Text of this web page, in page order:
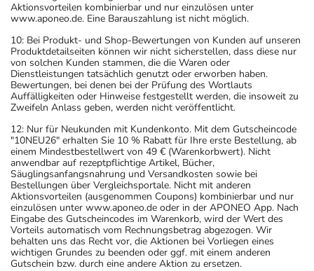
Aktionsvorteilen kombinierbar und nur einzulösen unter
www.aponeo.de. Eine Barauszahlung ist nicht möglich.
10: Bei Produkt- und Shop-Bewertungen von Kunden auf unseren
Produktdetailseiten können wir nicht sicherstellen, dass diese nur
von solchen Kunden stammen, die die Waren oder
Dienstleistungen tatsächlich genutzt oder erworben haben.
Bewertungen, bei denen bei der Prüfung des Wortlauts
Auffälligkeiten oder Hinweise festgestellt werden, die insoweit zu
Zweifeln Anlass geben, werden nicht veröffentlicht.
12: Nur für Neukunden mit Kundenkonto. Mit dem Gutscheincode
"10NEU26" erhalten Sie 10 % Rabatt für Ihre erste Bestellung, ab
einem Mindestbestellwert von 49 € (Warenkorbwert). Nicht
anwendbar auf rezeptpflichtige Artikel, Bücher,
Säuglingsanfangsnahrung und Versandkosten sowie bei
Bestellungen über Vergleichsportale. Nicht mit anderen
Aktionsvorteilen (ausgenommen Coupons) kombinierbar und nur
einzulösen unter www.aponeo.de oder in der APONEO App. Nach
Eingabe des Gutscheincodes im Warenkorb, wird der Wert des
Vorteils automatisch vom Rechnungsbetrag abgezogen. Wir
behalten uns das Recht vor, die Aktionen bei Vorliegen eines
wichtigen Grundes zu beenden oder ggf. mit einem anderen
Gutschein bzw. durch eine andere Aktion zu ersetzen.